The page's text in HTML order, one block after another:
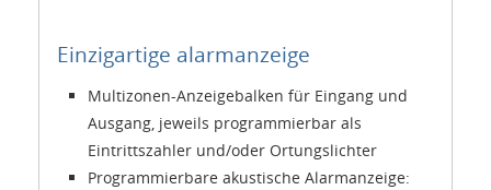
Einzigartige alarmanzeige
Multizonen-Anzeigebalken für Eingang und
Ausgang, jeweils programmierbar als
Eintrittszahler und/oder Ortungslichter
Programmierbare akustische Alarmanzeige: